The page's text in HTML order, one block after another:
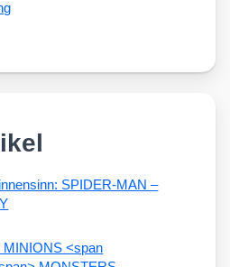
SPIDER-MAN –
MINIONS <span